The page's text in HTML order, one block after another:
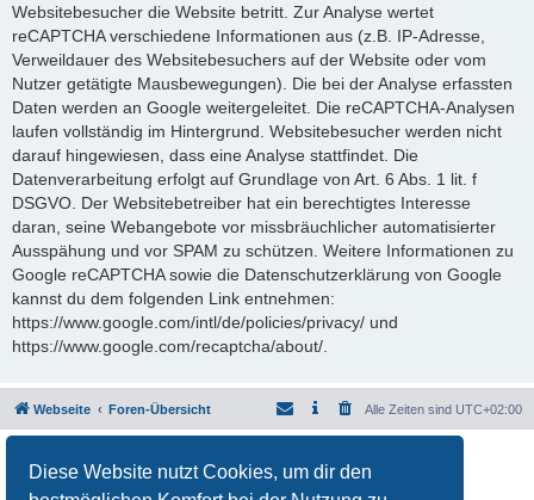
Diese Website nutzt Cookies, um dir den
Websitebesucher die Website betritt. Zur Analyse wertet
reCAPTCHA verschiedene Informationen aus (z.B. IP-Adresse,
Verweildauer des Websitebesuchers auf der Website oder vom
Nutzer getätigte Mausbewegungen). Die bei der Analyse erfassten
Daten werden an Google weitergeleitet. Die reCAPTCHA-Analysen
laufen vollständig im Hintergrund. Websitebesucher werden nicht
darauf hingewiesen, dass eine Analyse stattfindet. Die
Datenverarbeitung erfolgt auf Grundlage von Art. 6 Abs. 1 lit. f
DSGVO. Der Websitebetreiber hat ein berechtigtes Interesse
daran, seine Webangebote vor missbräuchlicher automatisierter
Ausspähung und vor SPAM zu schützen. Weitere Informationen zu
Google reCAPTCHA sowie die Datenschutzerklärung von Google
kannst du dem folgenden Link entnehmen:
https://www.google.com/intl/de/policies/privacy/ und
https://www.google.com/recaptcha/about/.
Webseite Foren-Übersicht Alle Zeiten sind UTC+02:00
Deutsche Übersetzung durchphpBB.de
Datenschutz|Nutzungsbedingungen